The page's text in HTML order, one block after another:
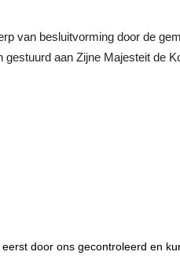
van besluitvorming door de
aan Zijne Majesteit de
door ons gecontroleerd en